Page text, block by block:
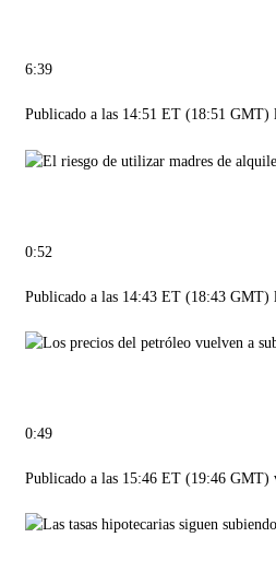
6:39
Publicado a las 14:51 ET (18:51 GMT)
0:52
Publicado a las 14:43 ET (18:43 GMT)
0:49
Publicado a las 15:46 ET (19:46 GMT)